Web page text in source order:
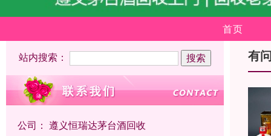
首页
站内搜索：
公司： 遵义恒瑞达茅台酒回收
有